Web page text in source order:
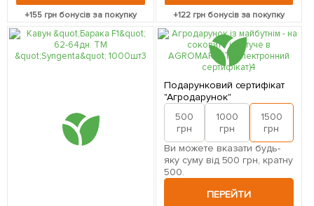
+155 грн бонусів за покупку +122грн бонусів за покупку
Подарунковий сертифікат
"Агродарунок"
500
грн
1000
грн
1500
грн
Ви можете вказати будь-
яку суму від 500 грн, кратну
500.
ПЕРЕЙТИ